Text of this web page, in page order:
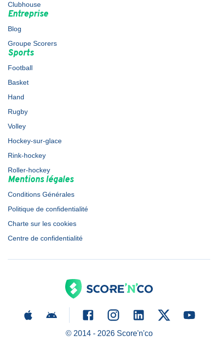
Clubhouse
Entreprise
Blog
Groupe Scorers
Sports
Football
Basket
Hand
Rugby
Volley
Hockey-sur-glace
Rink-hockey
Roller-hockey
Mentions légales
Conditions Générales
Politique de confidentialité
Charte sur les cookies
Centre de confidentialité
© 2014 - 2026Score'n'co